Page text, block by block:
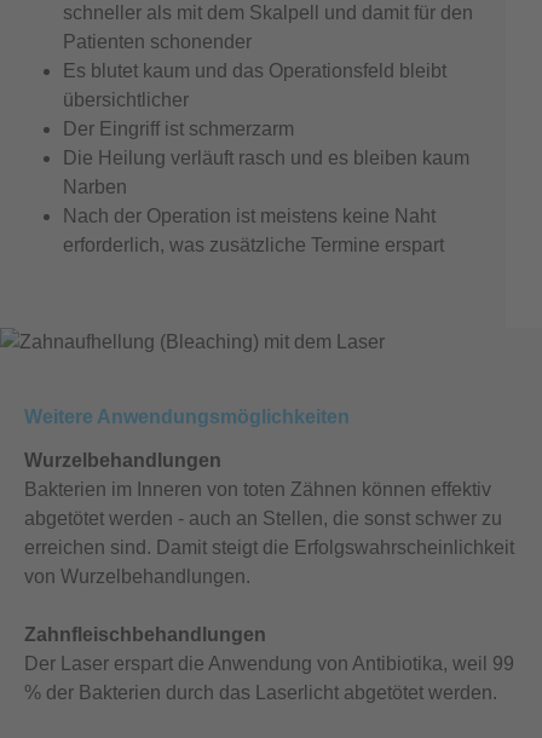
schneller als mit dem Skalpell und damit für den
Patienten schonender
Es blutet kaum und das Operationsfeld bleibt
übersichtlicher
Der Eingriff ist schmerzarm
Die Heilung verläuft rasch und es bleiben kaum
Narben
Nach der Operation ist meistens keine Naht
erforderlich, was zusätzliche Termine erspart
Weitere Anwendungsmöglichkeiten
Wurzelbehandlungen
Bakterien im Inneren von toten Zähnen können effektiv
abgetötet werden - auch an Stellen, die sonst schwer zu
erreichen sind. Damit steigt die Erfolgswahrscheinlichkeit
von Wurzelbehandlungen.
Zahnfleischbehandlungen
Der Laser erspart die Anwendung von Antibiotika, weil 99
% der Bakterien durch das Laserlicht abgetötet werden.